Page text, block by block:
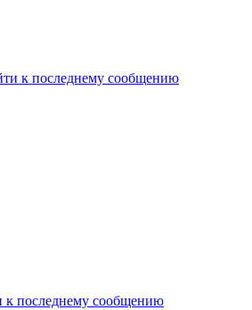
к последнему сообщению
к последнему сообщению